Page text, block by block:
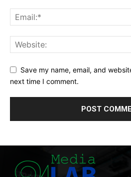
Save my name, email, and
next time I comment.